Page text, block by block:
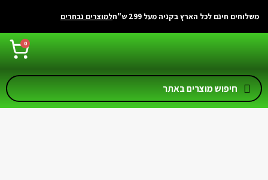
משלוחים חינם לכל הארץ בקניה מעל 299 ש"ח למוצרים נבחרים
0